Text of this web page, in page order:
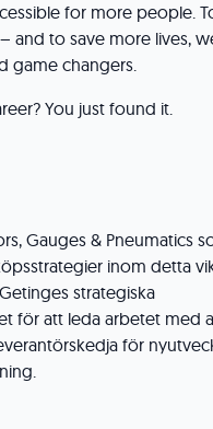
for more people.
and to save more lives,
game changers.
You just found it.
Gauges & Pneumatics
inom detta
strategiska
för att leda arbetet med
för